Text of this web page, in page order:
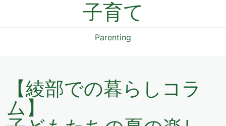
子育て
Parenting
【綾部での暮らしコラ
ム】